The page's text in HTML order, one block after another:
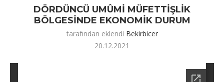
DÖRDÜNCÜ UMÛMİ MÜFETTİŞLİK
BÖLGESİNDE EKONOMİK DURUM
tarafından eklendi Bekirbicer
20.12.2021